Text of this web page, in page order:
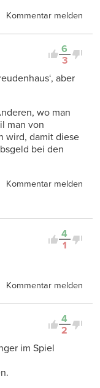
Kommentar melden
6
3
aber
wo man
man von
wird, damit diese
bei den
Kommentar melden
4
1
Kommentar melden
4
2
im Spiel